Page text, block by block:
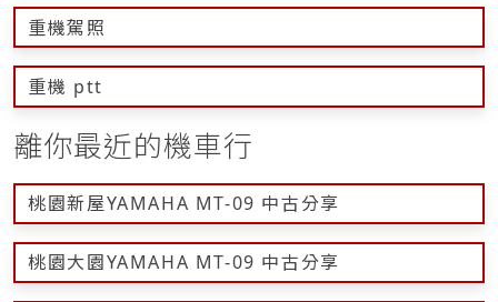
重機駕照
重機 ptt
離你最近的機車行
桃園新屋YAMAHA MT-09 中古分享
桃園大園YAMAHA MT-09 中古分享